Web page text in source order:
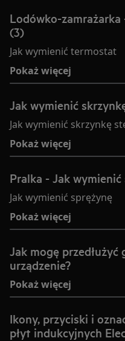
Lodówko-
(3)
Jak wymienić termostat
Pokaż więcej
Jak wymienić
Jak wymienić skrzynkę
Pokaż więcej
Pralka - Jak wymienić
Jak wymienić sprężynę
Pokaż więcej
Jak mogę przedłużyć
urządzenie?
Pokaż więcej
Ikony, przyciski i
płyt indukcyjnych